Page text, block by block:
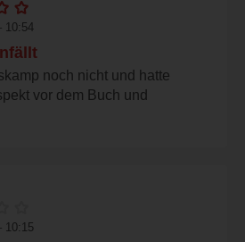
10:54
noch nicht und hatte
vor dem Buch und
10:15